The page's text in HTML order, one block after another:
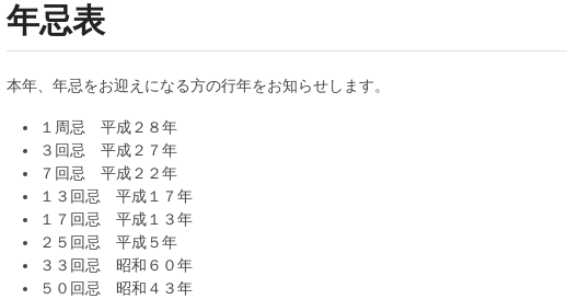
年忌表
本年、年忌をお迎えになる方の行年をお知らせします。
１周忌 平成２８年
３回忌 平成２７年
７回忌 平成２２年
１３回忌 平成１７年
１７回忌 平成１３年
２５回忌 平成５年
３３回忌 昭和６０年
５０回忌 昭和４３年